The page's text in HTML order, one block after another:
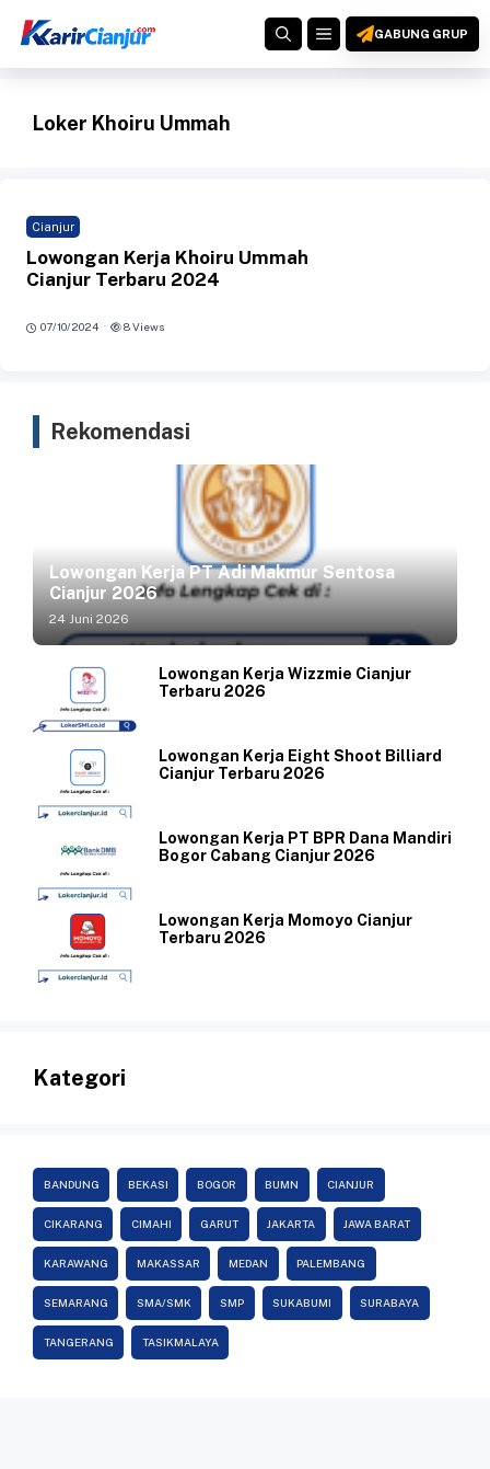
MENUGABUNG GRUP
Loker Khoiru Ummah
Cianjur
Lowongan Kerja Khoiru Ummah
Cianjur Terbaru 2024
07/10/2024 · 8 Views
Rekomendasi
Lowongan Kerja PT Adi Makmur Sentosa
Cianjur 2026
24 Juni 2026
Lowongan Kerja Wizzmie Cianjur
Terbaru 2026
Lowongan Kerja Eight Shoot Billiard
Cianjur Terbaru 2026
Lowongan Kerja PT BPR Dana Mandiri
Bogor Cabang Cianjur 2026
Lowongan Kerja Momoyo Cianjur
Terbaru 2026
Kategori
BANDUNG BEKASI BOGOR BUMN CIANJUR
CIKARANG CIMAHI GARUT JAKARTA JAWA BARAT
KARAWANG MAKASSAR MEDAN PALEMBANG
SEMARANG SMA/SMK SMP SUKABUMI SURABAYA
TANGERANG TASIKMALAYA